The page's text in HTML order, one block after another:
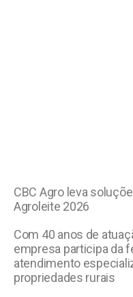
CBC Agro leva
Agroleite 2026
Com 40 anos de
empresa participa da
atendimento
propriedades rurais